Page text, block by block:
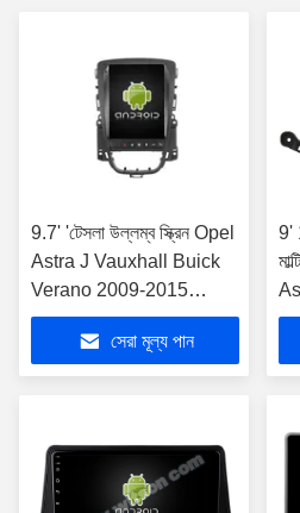
9.7' 'টেসলা উল্লম্ব স্ক্রিন Opel
Astra J Vauxhall Buick
Verano 2009-2015
অ্যান্ড্রয়েড কার মাল্টিমিডিয়া
প্লেয়ারের জন্যসেরা মূল্য পান
9'